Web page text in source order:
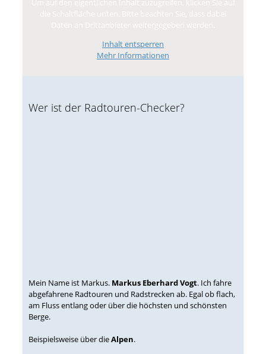
Inhalt entsperren
Mehr Informationen
Wer ist der Radtouren-Checker?
Mein Name ist Markus. Markus Eberhard Vogt. Ich fahre
abgefahrene Radtouren und Radstrecken ab. Egal ob flach,
am Fluss entlang oder über die höchsten und schönsten
Berge.
Beispielsweise über dieAlpen.